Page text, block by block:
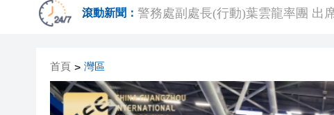
滾動新聞： 警務處副處長(行動)葉雲龍率團 出
有片｜私家車西九龍公路起火 全車
首頁 > 灣區